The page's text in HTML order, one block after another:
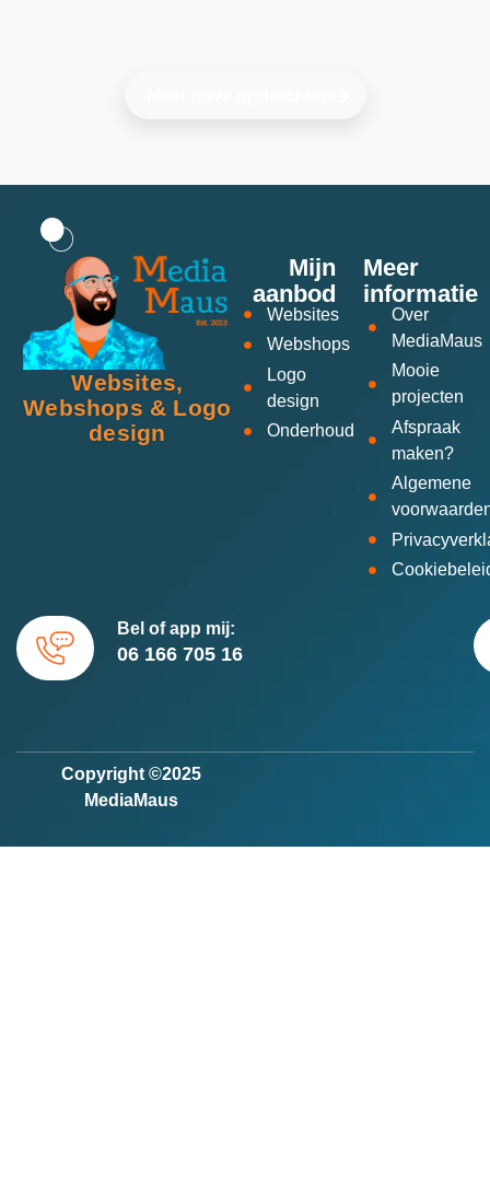
Websites,
Webshops & Logo
design
Mijn
aanbod
Websites
Webshops
Logo
design
Onderhoud
Meer
informatie
Over
MediaMaus
Mooie
projecten
Afspraak
maken?
Algemene
Bel of app mij:
06 166 705 16
Copyright ©2025
MediaMaus